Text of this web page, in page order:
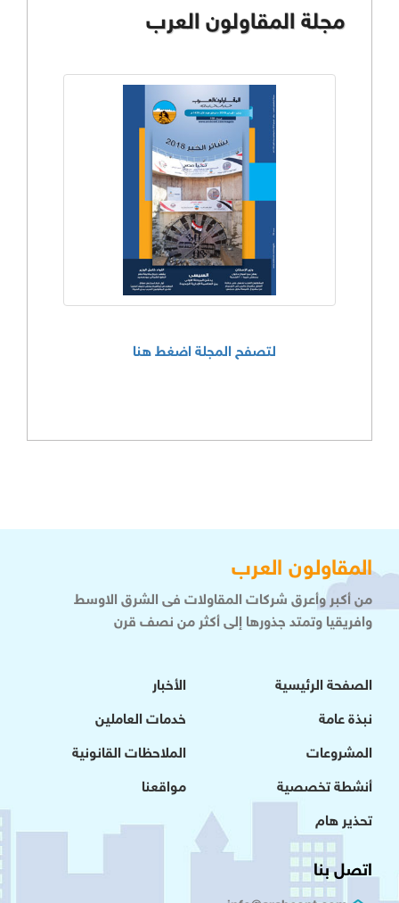
مجلة المقاولون العرب
لتصفح المجلة اضغط هنا
المقاولون العرب
من أكبر وأعرق شركات المقاولات فى الشرق الاوسط
وافريقيا وتمتد جذورها إلى أكثر من نصف قرن
الصفحة الرئيسية
نبذة عامة
المشروعات
أنشطة تخصصية
تحذير هام
الأخبار
خدمات العاملين
الملاحظات القانونية
مواقعنا
اتصل بنا